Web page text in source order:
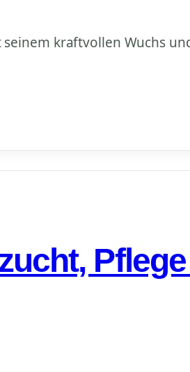
kraftvollen Wuchs